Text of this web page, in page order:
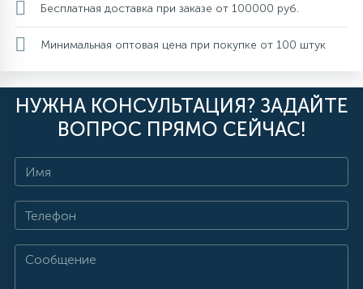
Бесплатная доставка при заказе от 100000 руб.
Минимальная оптовая цена при покупке от 100 штук
НУЖНА КОНСУЛЬТАЦИЯ? ЗАДАЙТЕ
ВОПРОС ПРЯМО СЕЙЧАС!